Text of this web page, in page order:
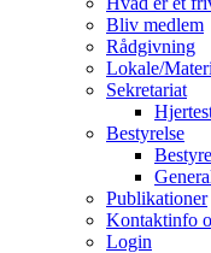
Bliv medlem
Rådgivning
Lokale/
Sekretariat
Bestyrelse
Publikationer
Kontaktinfo
Login